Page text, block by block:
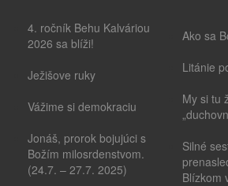
4. ročník Behu Kalváriou
2026 sa blíži!
Ježišove ruky
Vážime si demokraciu
Jonáš, prorok bojujúci s
Božím milosrdenstvom.
(24.7. – 27.7. 2025)
Ako sa
Litánie
My si tu
Silné
Blízkom